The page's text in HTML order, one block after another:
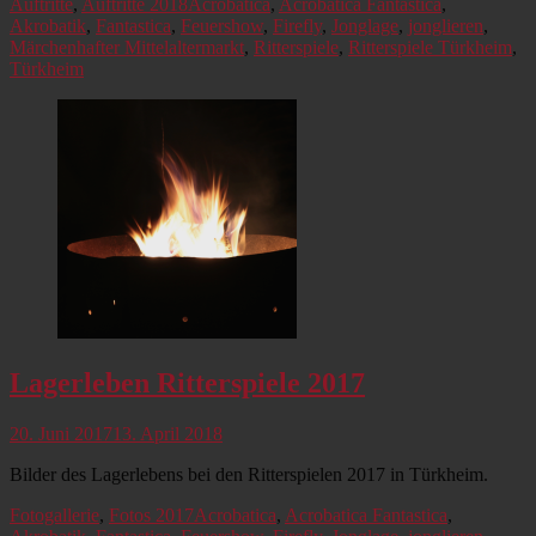
Auftritte, Auftritte 2018Acrobatica, Acrobatica Fantastica,
Akrobatik, Fantastica, Feuershow, Firefly, Jonglage, jonglieren,
Märchenhafter Mittelaltermarkt, Ritterspiele, Ritterspiele Türkheim,
Türkheim
Lagerleben Ritterspiele 2017
Veröffentlicht
20. Juni 201713. April 2018
Bilder des Lagerlebens bei den Ritterspielen 2017 in Türkheim.
Kategorien
Fotogallerie, Fotos 2017Schlagworte
Acrobatica, Acrobatica Fantastica,